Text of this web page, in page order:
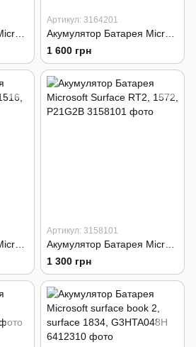
Артикул: 3164201
1 600 грн
Артикул: 3158101
1 300 грн